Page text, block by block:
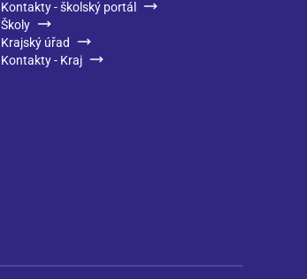
Kontakty - školský portál
Školy
Krajský úřad
Kontakty - Kraj